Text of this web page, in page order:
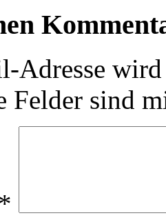
Adresse
Felder sind
*